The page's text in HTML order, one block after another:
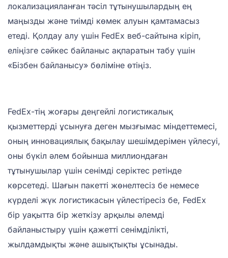
локализацияланған тәсіл тұтынушылардың ең
маңызды және тиімді көмек алуын қамтамасыз
етеді. Қолдау алу үшін FedEx веб-сайтына кіріп,
еліңізге сәйкес байланыс ақпаратын табу үшін
«Бізбен байланысу» бөліміне өтіңіз.
FedEx-тің жоғары деңгейлі логистикалық
қызметтерді ұсынуға деген мызғымас міндеттемесі,
оның инновациялық бақылау шешімдерімен үйлесуі,
оны бүкіл әлем бойынша миллиондаған
тұтынушылар үшін сенімді серіктес ретінде
көрсетеді. Шағын пакетті жөнелтесіз бе немесе
күрделі жүк логистикасын үйлестіресіз бе, FedEx
бір уақытта бір жеткізу арқылы әлемді
байланыстыру үшін қажетті сенімділікті,
жылдамдықты және ашықтықты ұсынады.